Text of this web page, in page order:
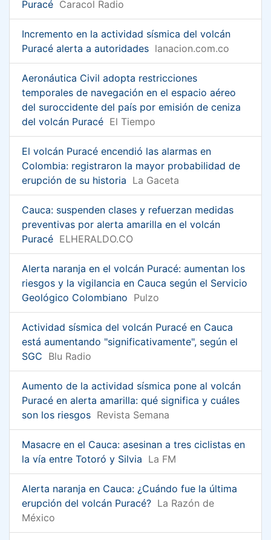
Puracé Caracol Radio
Incremento en la actividad sísmica del volcán
Puracé alerta a autoridades lanacion.com.co
Aeronáutica Civil adopta restricciones
temporales de navegación en el espacio aéreo
del suroccidente del país por emisión de ceniza
del volcán Puracé El Tiempo
El volcán Puracé encendió las alarmas en
Colombia: registraron la mayor probabilidad de
erupción de su historia La Gaceta
Cauca: suspenden clases y refuerzan medidas
preventivas por alerta amarilla en el volcán
Puracé ELHERALDO.CO
Alerta naranja en el volcán Puracé: aumentan los
riesgos y la vigilancia en Cauca según el Servicio
Geológico Colombiano Pulzo
Actividad sísmica del volcán Puracé en Cauca
está aumentando "significativamente", según el
SGC Blu Radio
Aumento de la actividad sísmica pone al volcán
Puracé en alerta amarilla: qué significa y cuáles
son los riesgos Revista Semana
Masacre en el Cauca: asesinan a tres ciclistas en
la vía entre Totoró y Silvia La FM
Alerta naranja en Cauca: ¿Cuándo fue la última
erupción del volcán Puracé? La Razón de
México